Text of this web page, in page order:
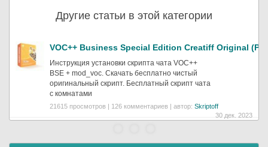
Другие статьи в этой категории
VOC++ Business Special Edition Creatiff Original
Инструкция установки скрипта чата VOC++
BSE + mod_voc. Скачать бесплатно чистый
оригинальный скрипт. Бесплатный скрипт чата
с комнатами
21615 просмотров | 126 комментариев | автор: Skriptoff
30 дек. 2023